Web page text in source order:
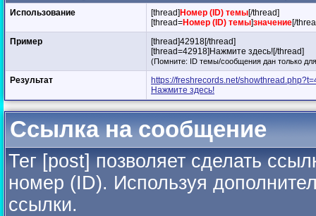
Использование [thread]Номер (ID) темы[/thread]
[thread=Номер (ID) темы]значение[/
Пример
[thread]42918[/thread]
[thread=42918]Нажмите здесь![/thread]
(Помните: ID темы/сообщения дан только
Результат
https://freshrecords.net/
Нажмите здесь!
Ссылка на сообщение
Тег [post] позволяет сделать
номер (ID). Используя
ссылки.